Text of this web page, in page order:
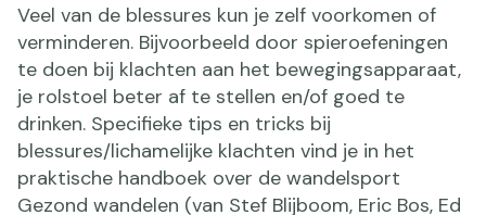
Veel van de blessures kun je zelf voorkomen of
verminderen. Bijvoorbeeld door spieroefeningen
te doen bij klachten aan het bewegingsapparaat,
je rolstoel beter af te stellen en/of goed te
drinken. Specifieke tips en tricks bij
blessures/lichamelijke klachten vind je in het
praktische handboek over de wandelsport
Gezond wandelen (van Stef Blijboom, Eric Bos, Ed